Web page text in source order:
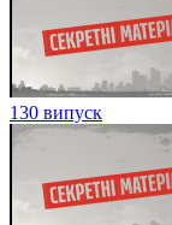
130 випуск